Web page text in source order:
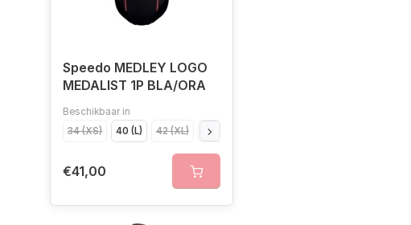
Speedo MEDLEY LOGO
MEDALIST 1P BLA/ORA
Beschikbaar in
34 (XS)
40 (L) 42 (XL) 44 (XXL)
€41,00